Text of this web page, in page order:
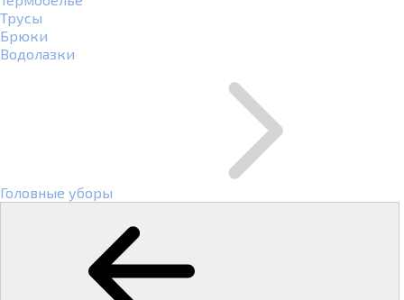
Трусы
Брюки
Водолазки
Головные уборы